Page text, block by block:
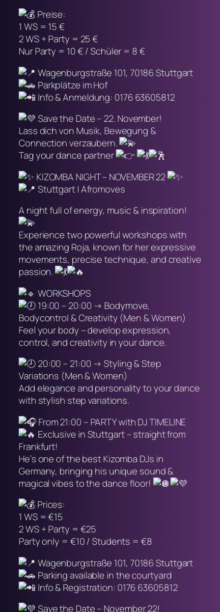
Preise:
1 WS = 15 €
2 WS + Party = 25 €
Nur Party = 10 € / Schüler = 8 €
Wagenburgstraße 101, 70186 Stuttgart
Parkplätze im Hof
Info & Anmeldung: 0176 63605812
Save the Date – 22. November!
Lass dich von Musik, Bewegung &
Connection verzaubern.
Tag your dance partner
KIZOMBA NIGHT – NOVEMBER 22
Stuttgart | Afromoves
A night full of energy, music & inspiration!
Experience two powerful workshops with
the amazing Roja, known for her expressive
movements, precise technique, and creative
passion.
WORKSHOPS
19:00 – 20:00 → Bodymove,
Bodycontrol & Creativity (Men & Women)
Feel your body – develop expression,
control, and creativity in your dance.
20:00 – 21:00 → Styling & Step
Variations (Men & Women)
Add elegance and personality to your dance
with stylish step variations.
From 21:00 – PARTY with DJ TIMELINE
Exclusive in Stuttgart – straight from
Frankfurt!
He’s one of the best Kizomba DJs in
Germany, bringing his unique sound &
magical vibes to the dance floor!
Prices:
1 WS = €15
2 WS + Party = €25
Party only = €10 / Students = €8
Wagenburgstraße 101, 70186 Stuttgart
Parking available in the courtyard
Info & Registration: 0176 63605812
Save the Date – November 22!